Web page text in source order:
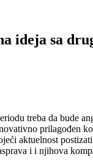
ideja sa
treba da bude
prilagođen
aktuelnost
i i njihova